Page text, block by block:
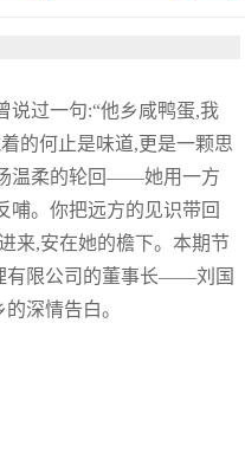
说过一句:“他乡咸鸭蛋,我
的何止是味道,更是一颗思
温柔的轮回——她用一方
哺。你把远方的见识带回
来,安在她的檐下。本期节
有限公司的董事长——刘国
深情告白。